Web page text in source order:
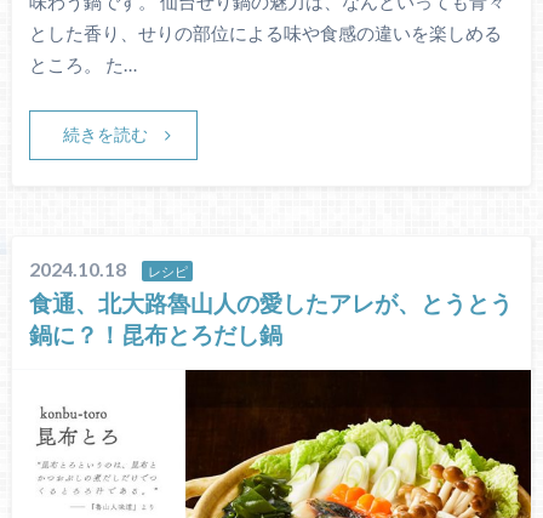
とした香り、せりの部位による味や食感の違いを楽しめる
ところ。 た…
続きを読む
2024.10.18 レシピ
食通、北大路魯山人の愛したアレが、とうとう
鍋に？！昆布とろだし鍋